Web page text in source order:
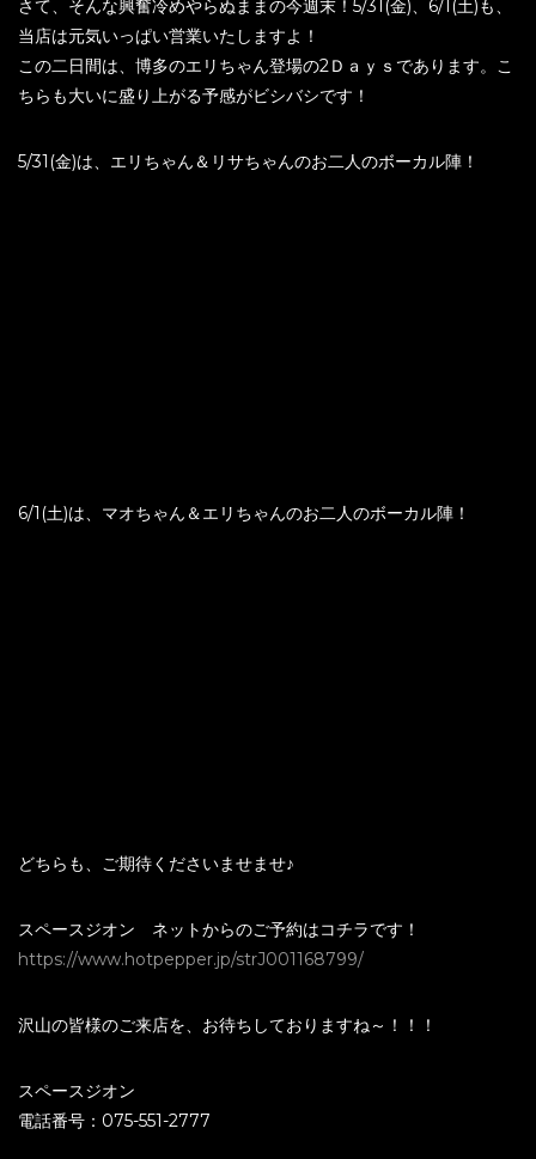
さて、そんな興奮冷めやらぬままの今週末！5/31(金)、6/1(土)も、
当店は元気いっぱい営業いたしますよ！
この二日間は、博多のエリちゃん登場の2Ｄａｙｓであります。こ
ちらも大いに盛り上がる予感がビシバシです！
5/31(金)は、エリちゃん＆リサちゃんのお二人のボーカル陣！
6/1(土)は、マオちゃん＆エリちゃんのお二人のボーカル陣！
どちらも、ご期待くださいませませ♪
スペースジオン ネットからのご予約はコチラです！
https://www.hotpepper.jp/strJ001168799/
沢山の皆様のご来店を、お待ちしておりますね～！！！
スペースジオン
電話番号：075-551-2777